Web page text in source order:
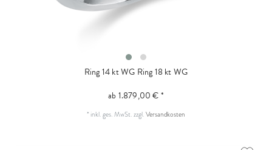
Ring 14 kt WG Ring 18 kt WG
ab 1.879,00 € *
* inkl. ges. MwSt.zzgl.Versandkosten